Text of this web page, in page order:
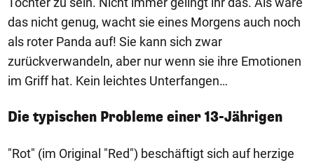
das nicht genug, wacht sie eines Morgens auch noch
als roter Panda auf! Sie kann sich zwar
zurückverwandeln, aber nur wenn sie ihre Emotionen
im Griff hat. Kein leichtes Unterfangen…
Die typischen Probleme einer 13-Jährigen
"Rot" (im Original "Red") beschäftigt sich auf herzige